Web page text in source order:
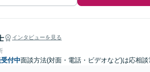
インタビューを見る
付中面談方法(対面・電話・ビデオなど)は応相談